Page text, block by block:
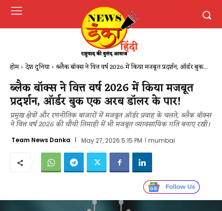
होम देश दुनिया ब्लैक बॉक्स ने वित्त वर्ष 2026 में किया मजबूत प्रदर्शन, ऑर्डर बुक...
ब्लैक बॉक्स ने वित्त वर्ष 2026 में किया मजबूत
प्रदर्शन, ऑर्डर बुक एक अरब डॉलर के पार!
प्रमुख क्षेत्रों और रणनीतिक बाजारों में मजबूत ऑर्डर प्रवाह के चलते, ब्लैक बॉक्स
ने वित्त वर्ष 2026 की चौथी तिमाही में भी मजबूत व्यावसायिक गति बनाए रखी।
Team News Danka May 27, 2026 5:15 PM mumbai